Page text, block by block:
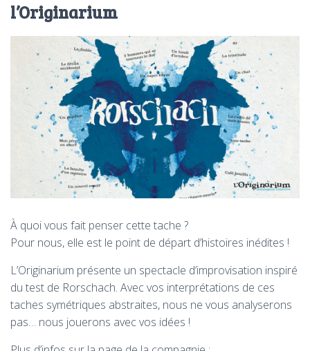
l’Originarium
À quoi vous fait penser cette tache ?
Pour nous, elle est le point de départ d’histoires inédites !
L’Originarium présente un spectacle d’improvisation inspiré
du test de Rorschach. Avec vos interprétations de ces
taches symétriques abstraites, nous ne vous analyserons
pas… nous jouerons avec vos idées !